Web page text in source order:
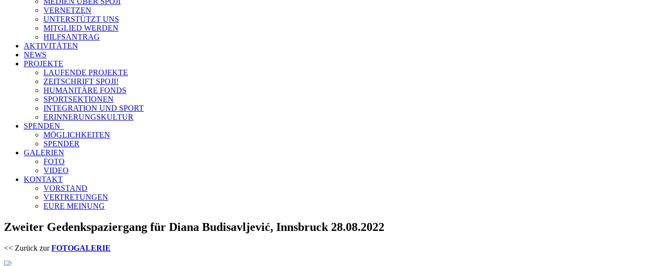
VERNETZEN
UNTERSTÜTZT UNS
MITGLIED WERDEN
HILFSANTRAG
AKTIVITÄTEN
NEWS
PROJEKTE
LAUFENDE PROJEKTE
ZEITSCHRIFT SPOJI!
HUMANITÄRE FONDS
SPORTSEKTIONEN
INTEGRATION UND SPORT
ERINNERUNGSKULTUR
SPENDEN
MÖGLICHKEITEN
SPENDER
GALERIEN
FOTO
VIDEO
KONTAKT
VORSTAND
VERTRETUNGEN
EURE MEINUNG
Zweiter Gedenkspaziergang für Diana Budisavljević, Innsbruck 28.08.2022
<< Zurück zurFOTOGALERIE